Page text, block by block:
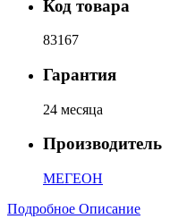
Код товара
83167
Гарантия
24 месяца
Производитель
МЕГЕОН
Подробное Описание